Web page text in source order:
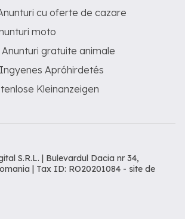
cu oferte de cazare
moto
Anunturi gratuite animale
Apróhirdetés
Kleinanzeigen
S.R.L. | Bulevardul Dacia nr 34,
| Tax ID: RO20201084 - site de